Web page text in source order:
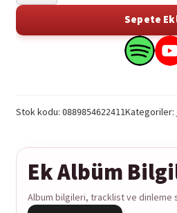
Jungle
Sepete
Search
on
Stok kodu: 0889854622411Kategoriler:
Ek Albüm
Album bilgileri, tracklist ve dinleme